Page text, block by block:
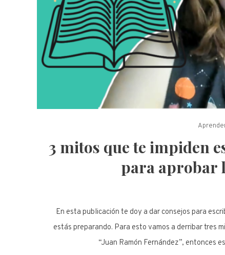
3 mitos que te impiden
para aprobar
En esta publicación te doy a dar consejos para
estás preparando. Para esto vamos a derribar tres
“Juan Ramón Fernández”, entonces